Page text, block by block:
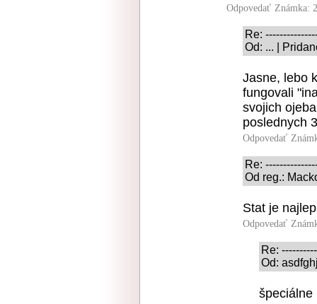
Odpovedať Známka:
Re:
Od: ... |
Jasne, lebo
fungovali
svojich
poslednych
Odpovedať
Re:
Od reg.:
Stat je
Odpovedať
Re:
Od:
špeciálne